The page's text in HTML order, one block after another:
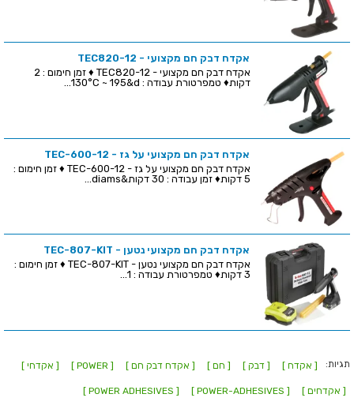
אקדח דבק חם מקצועי - TEC820-12
אקדח דבק חם מקצועי - TEC820-12 ♦ זמן חימום : 2
דקות♦ טמפרטורת עבודה : 130°C ~ 195&d...
אקדח דבק חם מקצועי על גז - TEC-600-12
אקדח דבק חם מקצועי על גז - TEC-600-12 ♦ זמן חימום :
5 דקות♦ זמן עבודה : 30 דקות&diams...
אקדח דבק חם מקצועי נטען - TEC-807-KIT
אקדח דבק חם מקצועי נטען - TEC-807-KIT ♦ זמן חימום :
3 דקות♦ טמפרטורת עבודה : 1...
תגיות: [ אקדח ] [ דבק ] [ חם ] [ אקדח דבק חם ] [ POWER ] [ אקדחי ]
[ אקדחים ] [ POWER-ADHESIVES ]
[ POWER ADHESIVES ]